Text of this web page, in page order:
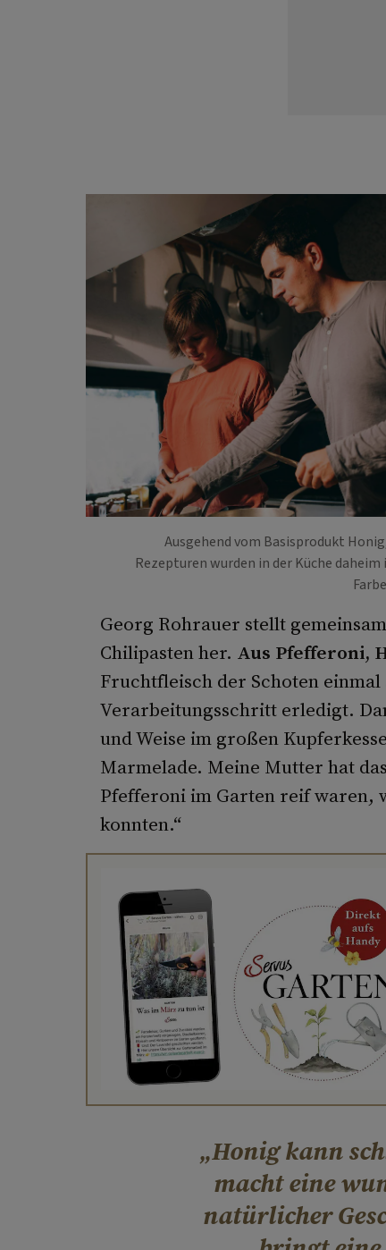
Ausgehend vom Basisprodukt
Rezepturen wurden in der Küche
Georg Rohrauer stellt
Chilipasten her. Aus Pfefferoni,
Fruchtfleisch der Schoten
Verarbeitungsschritt erledigt.
und Weise im großen
Marmelade. Meine Mutter hat
Pfefferoni im Garten reif waren,
konnten.“
Honig kann
macht eine
natürlicher